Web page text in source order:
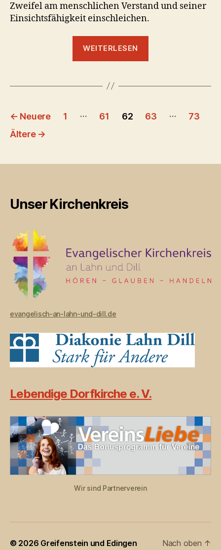
Zweifel am menschlichen Verstand und seiner
Einsichtsfähigkeit einschleichen.
WEITERLESEN
Seitennummerierung
der
← Neuere 1 … 61 62 63 …
73
Ältere →
Unser Kirchenkreis
evangelisch-an-lahn-und-dill.de
Lebendige Dorfkirche e. V.
Wir sind Partnerverein
© 2026 Greifenstein und Edingen Nach oben ↑